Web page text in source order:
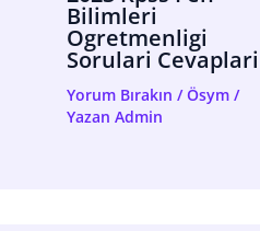
Bilimleri
Ogretmenligi
Sorulari Cevaplari
Yorum Bırakın /Ösym/
Yazan Admin